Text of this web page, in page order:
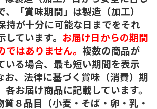
「賞味期間」は製造（加工）
持が十分に可能な日までをそれ
ています。 お届け日からの期間
はありません。 複数の商品が
いる場合、最も短い期間を表示
お、法律に基づく賞味（消費）期
各お届け商品に記載しています。
８品目（小麦・そば・卵・乳・